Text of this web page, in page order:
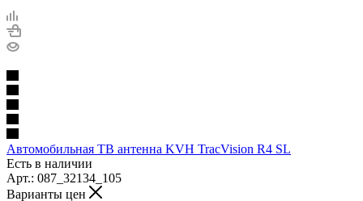
Автомобильная ТВ антенна KVH TracVision R4 SL
Есть в наличии
Арт.: 087_32134_105
Варианты цен